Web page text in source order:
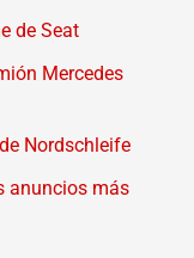
de Seat
Mercedes
Nordschleife
anuncios más